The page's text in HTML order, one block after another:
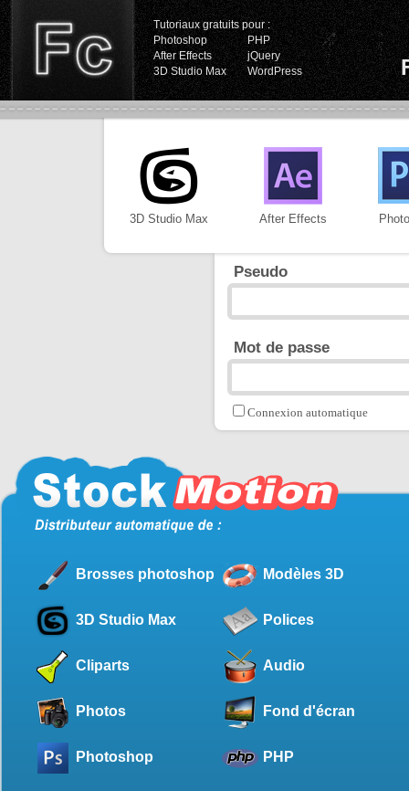
Tutoriaux gratuits pour :
Photoshop
PHP
After Effects
jQuery
3D Studio Max
WordPress
3D Studio Max After Effects
Pseudo
Mot de passe
Connexion automatique
Brosses photoshop Modèles 3D
3D Studio Max Polices
Cliparts Audio
Photos Fond d'écran
Photoshop PHP